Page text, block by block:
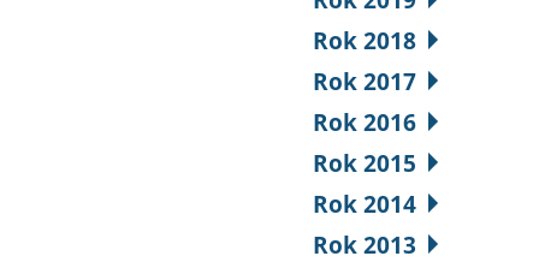
Rok 2018
Rok 2017
Rok 2016
Rok 2015
Rok 2014
Rok 2013